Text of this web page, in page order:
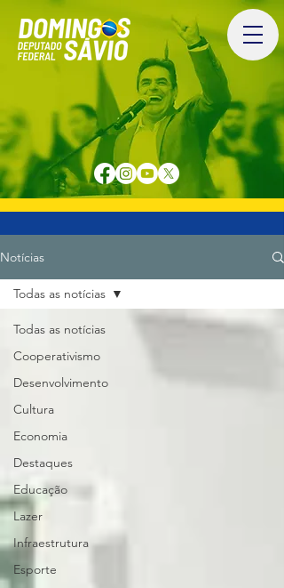
Notícias
Todas as notícias
Cooperativismo
Desenvolvimento
Cultura
Economia
Destaques
Educação
Lazer
Infraestrutura
Esporte
Todas as notícias